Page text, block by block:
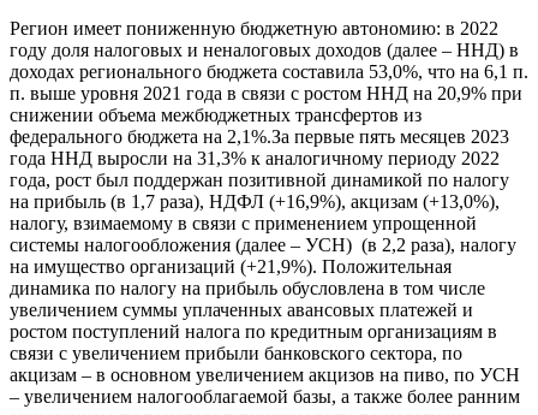
Регион имеет пониженную бюджетную автономию: в 2022
году доля налоговых и неналоговых доходов (далее – ННД) в
доходах регионального бюджета составила 53,0%, что на 6,1 п.
п. выше уровня 2021 года в связи с ростом ННД на 20,9% при
снижении объема межбюджетных трансфертов из
федерального бюджета на 2,1%.За первые пять месяцев 2023
года ННД выросли на 31,3% к аналогичному периоду 2022
года, рост был поддержан позитивной динамикой по налогу
на прибыль (в 1,7 раза), НДФЛ (+16,9%), акцизам (+13,0%),
налогу, взимаемому в связи с применением упрощенной
системы налогообложения (далее – УСН) (в 2,2 раза), налогу
на имущество организаций (+21,9%). Положительная
динамика по налогу на прибыль обусловлена в том числе
увеличением суммы уплаченных авансовых платежей и
ростом поступлений налога по кредитным организациям в
связи с увеличением прибыли банковского сектора, по
акцизам – в основном увеличением акцизов на пиво, по УСН
– увеличением налогооблагаемой базы, а также более ранним